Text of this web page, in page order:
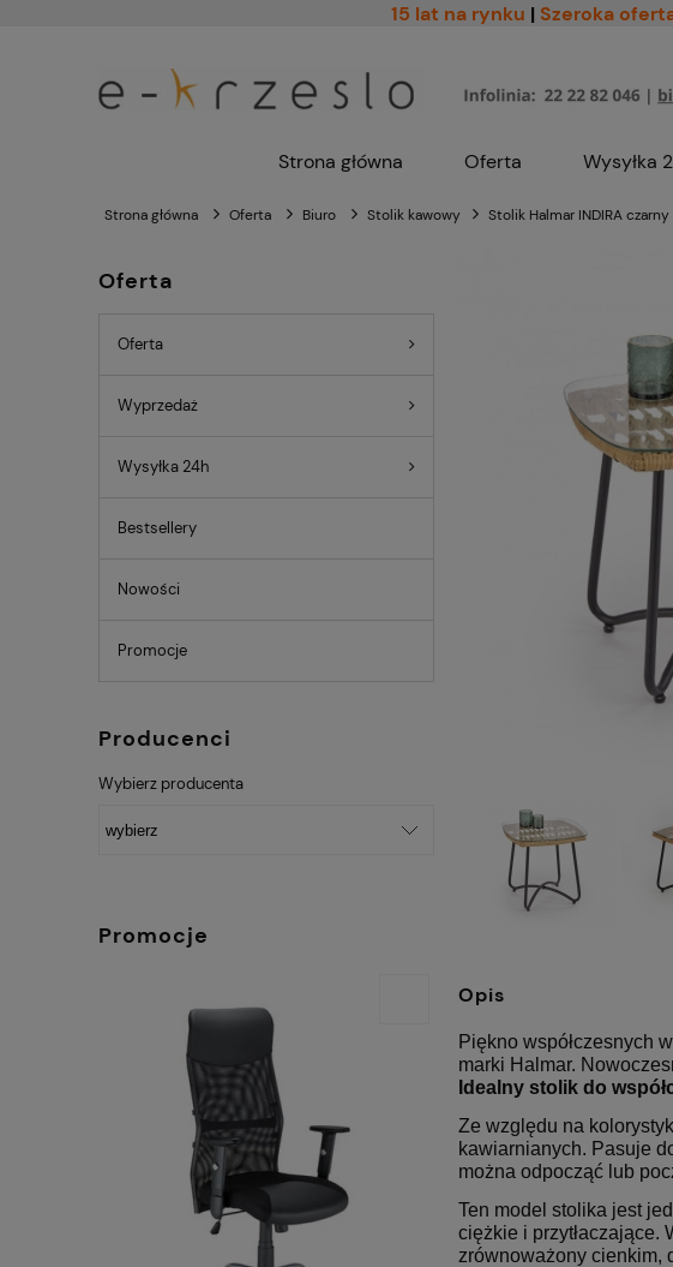
15 lat na rynku | Szeroka
Strona główna Oferta Wysyłka
Strona główna Oferta Biuro Stolik kawowy Stolik Halmar INDIRA
Oferta
Oferta
Wyprzedaż
Wysyłka 24h
Bestsellery
Nowości
Promocje
Producenci
Wybierz producenta
Promocje
Opis
Piękno współczesnych
marki Halmar.
Idealny stolik do
Ze względu na
kawiarnianych. Pasuje
można odpocząć lub
Ten model stolika jest
ciężkie i przytłaczające.
zrównoważony cienkim,